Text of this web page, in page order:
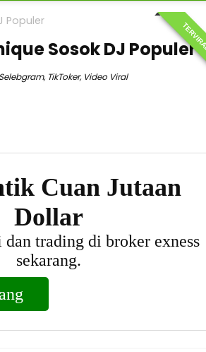
Populer
Sosok DJ Populer
Selebgram, TikToker, Video Viral